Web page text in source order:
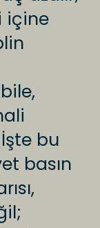
içine
bu
basın